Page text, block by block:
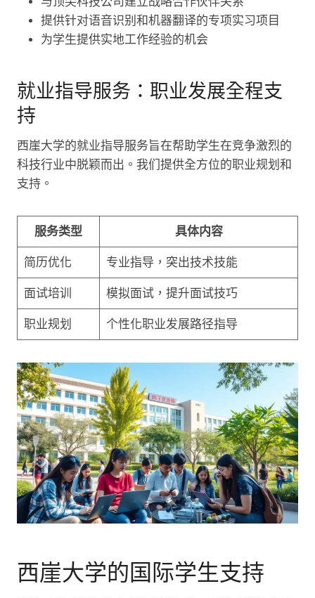
提供针对语音识别和机器翻译的专项实习项目
为学生提供实地工作经验的机会
就业指导服务：职业发展全程支
持
西崖大学的就业指导服务旨在帮助学生在竞争激烈的
科技行业中脱颖而出。我们提供全方位的职业规划和
支持。
服务类型 具体内容
简历优化 专业指导，突出技术技能
面试培训 模拟面试，提升面试技巧
职业规划 个性化职业发展路径指导
西崖大学的国际学生支持